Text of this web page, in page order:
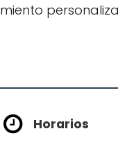
Horarios